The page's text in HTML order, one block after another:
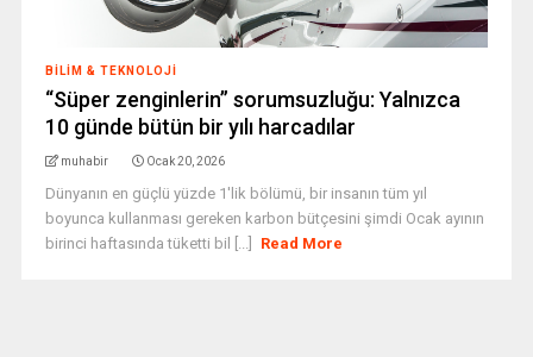
BILIM & TEKNOLOJI
“Süper zenginlerin” sorumsuzluğu: Yalnızca
10 günde bütün bir yılı harcadılar
muhabir Ocak 20, 2026
Dünyanın en güçlü yüzde 1'lik bölümü, bir insanın tüm yıl
boyunca kullanması gereken karbon bütçesini şimdi Ocak ayının
birinci haftasında tüketti bil [...]
Read More